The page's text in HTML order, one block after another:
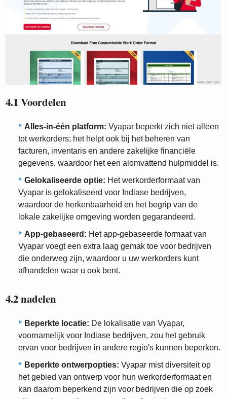
4.1 Voordelen
Alles-in-één platform: Vyapar beperkt zich niet alleen
tot werkorders; het helpt ook bij het beheren van
facturen, inventaris en andere zakelijke financiële
gegevens, waardoor het een alomvattend hulpmiddel is.
Gelokaliseerde optie: Het werkorderformaat van
Vyapar is gelokaliseerd voor Indiase bedrijven,
waardoor de herkenbaarheid en het begrip van de
lokale zakelijke omgeving worden gegarandeerd.
App-gebaseerd: Het app-gebaseerde formaat van
Vyapar voegt een extra laag gemak toe voor bedrijven
die onderweg zijn, waardoor u uw werkorders kunt
afhandelen waar u ook bent.
4.2 nadelen
Beperkte locatie: De lokalisatie van Vyapar,
voornamelijk voor Indiase bedrijven, zou het gebruik
ervan voor bedrijven in andere regio's kunnen beperken.
Beperkte ontwerpopties: Vyapar mist diversiteit op
het gebied van ontwerp voor hun werkorderformaat en
kan daarom beperkend zijn voor bedrijven die op zoek